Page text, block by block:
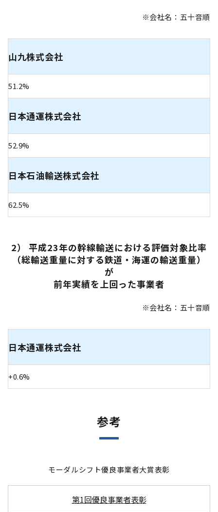
※会社名：五十音順
山九株式会社
51.2%
日本通運株式会社
52.9%
日本石油輸送株式会社
62.5%
2） 平成23年の幹線輸送における評価対象比率
（総輸送重量に対する鉄道・海運の輸送重量）
が
前年実績を上回った事業者
※会社名：五十音順
日本通運株式会社
+0.6%
参考
モーダルシフト優良事業者大賞表彰
第1回優良事業者表彰